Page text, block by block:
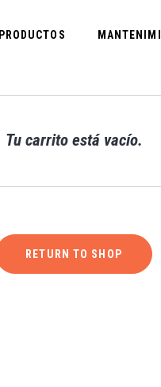
PRODUCTOS
Tu carrito está vacío.
RETURN TO SHOP